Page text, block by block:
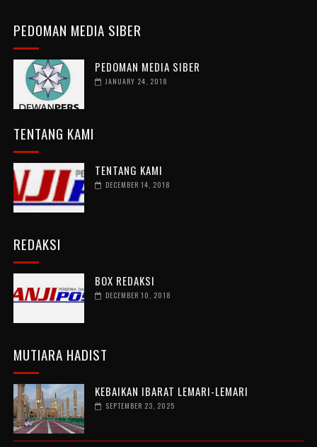
PEDOMAN MEDIA SIBER
PEDOMAN MEDIA SIBER
JANUARY 24, 2018
TENTANG KAMI
TENTANG KAMI
DECEMBER 14, 2018
REDAKSI
BOX REDAKSI
DECEMBER 10, 2018
MUTIARA HADIST
KEBAIKAN IBARAT LEMARI-LEMARI
SEPTEMBER 23, 2025